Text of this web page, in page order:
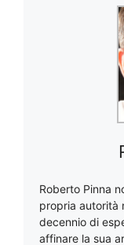
Roberto Pinna
propria autorità
decennio di
affinare la sua